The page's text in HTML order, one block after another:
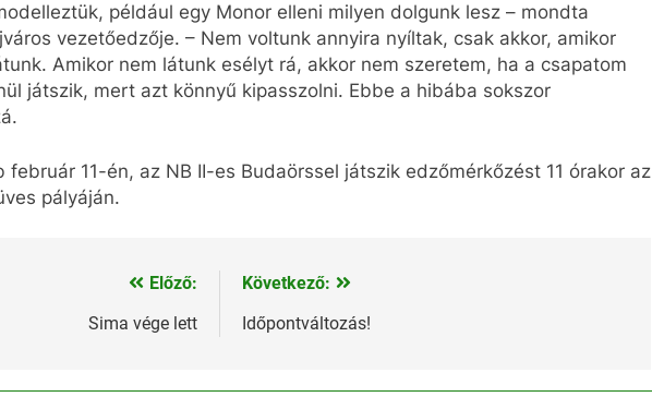
például egy Monor elleni milyen dolgunk lesz – mondta
vezetőedzője. – Nem voltunk annyira nyíltak, csak akkor, amikor
Amikor nem látunk esélyt rá, akkor nem szeretem, ha a csapatom
játszik, mert azt könnyű kipasszolni. Ebbe a hibába sokszor
február 11-én, az NB II-es Budaörssel játszik edzőmérkőzést 11 órakor az
pályáján.
Előző:
Sima vége lett
Következő:
Időpontváltozás!